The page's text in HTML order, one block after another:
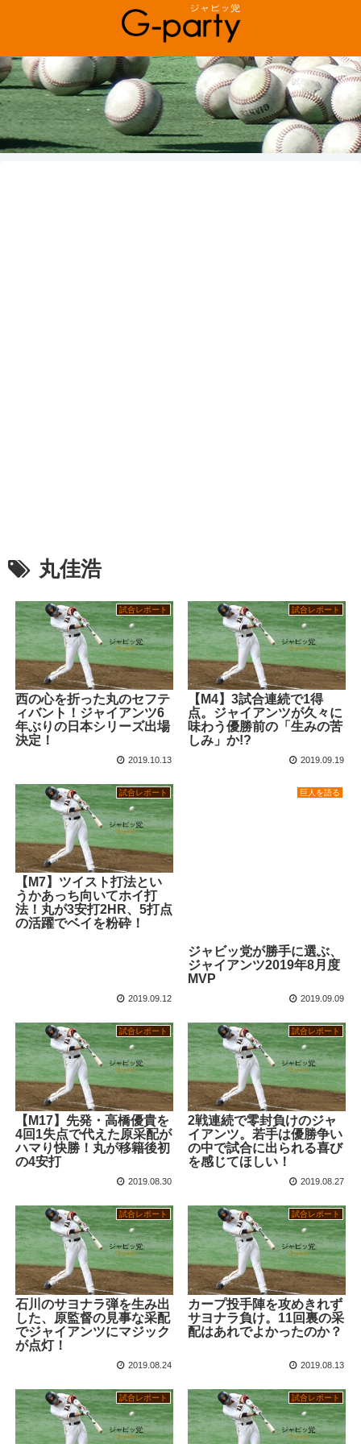
丸佳浩
試合レポート
西の心を折った丸のセフテ
ィバント！ジャイアンツ6
年ぶりの日本シリーズ出場
決定！
2019.10.13
試合レポート
【M4】3試合連続で1得
点。ジャイアンツが久々に
味わう優勝前の「生みの苦
しみ」か!?
2019.09.19
試合レポート
【M7】ツイスト打法とい
うかあっち向いてホイ打
法！丸が3安打2HR、5打点
の活躍でベイを粉砕！
2019.09.12
巨人を語る
ジャビッ党が勝手に選ぶ、
ジャイアンツ2019年8月度
MVP
2019.09.09
試合レポート
【M17】先発・高橋優貴を
4回1失点で代えた原采配が
ハマり快勝！丸が移籍後初
の4安打
2019.08.30
試合レポート
2戦連続で零封負けのジャ
イアンツ。若手は優勝争い
の中で試合に出られる喜び
を感じてほしい！
2019.08.27
試合レポート
石川のサヨナラ弾を生み出
した、原監督の見事な采配
でジャイアンツにマジック
が点灯！
2019.08.24
試合レポート
カープ投手陣を攻めきれず
サヨナラ負け。11回裏の采
配はあれでよかったのか？
2019.08.13
試合レポート 試合レポート